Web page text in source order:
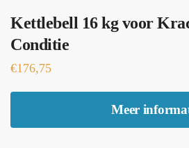
Kettlebell 16 kg voor
Conditie
€176,75
Meer